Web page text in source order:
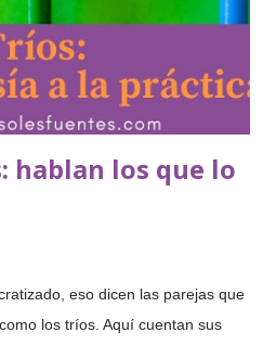
hablan los que lo
eso dicen las parejas que
los tríos. Aquí cuentan sus